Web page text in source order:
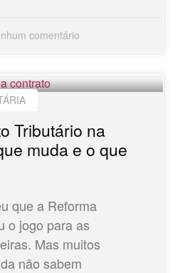
comentário
Tributário na
muda e o que
que a Reforma
o jogo para as
Mas muitos
não sabem